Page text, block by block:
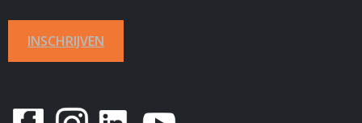
INSCHRIJVEN